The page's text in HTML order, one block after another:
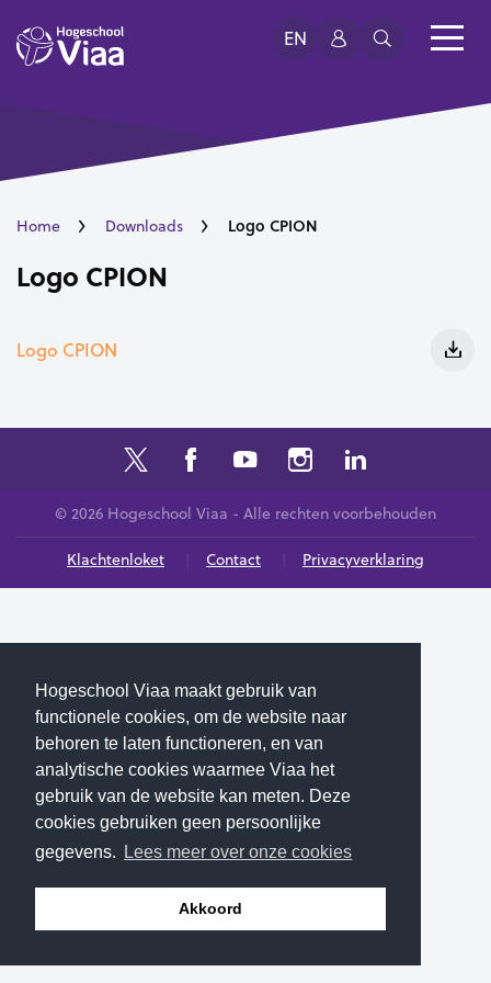
Hogeschool Viaa maakt gebruik van
functionele cookies, om de website naar
behoren te laten functioneren, en van
analytische cookies waarmee Viaa het
gebruik van de website kan meten. Deze
cookies gebruiken geen persoonlijke
gegevens.
Lees meer over onze cookies
Akkoord
EN
Home Downloads Logo CPION
Logo CPION
Logo CPION
© 2026 Hogeschool Viaa - Alle rechten voorbehouden
Klachtenloket Contact Privacyverklaring